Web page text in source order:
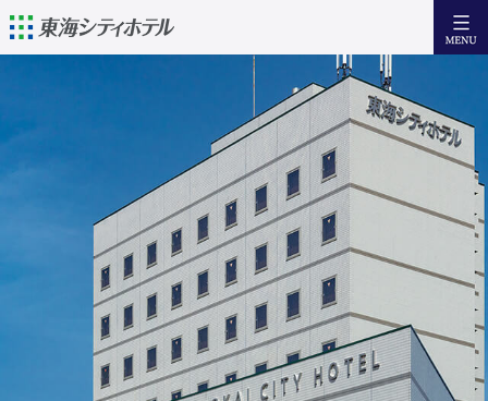
English
繁體中文
宿泊
設備・サービス
朝 食
アクセス
近隣の観光情報
お問い合わせ